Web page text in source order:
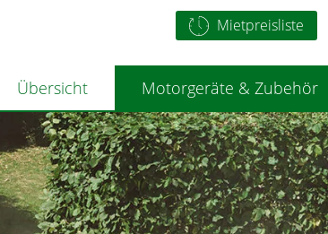
Mietpreisliste
Übersicht Motorgeräte & Zubehör